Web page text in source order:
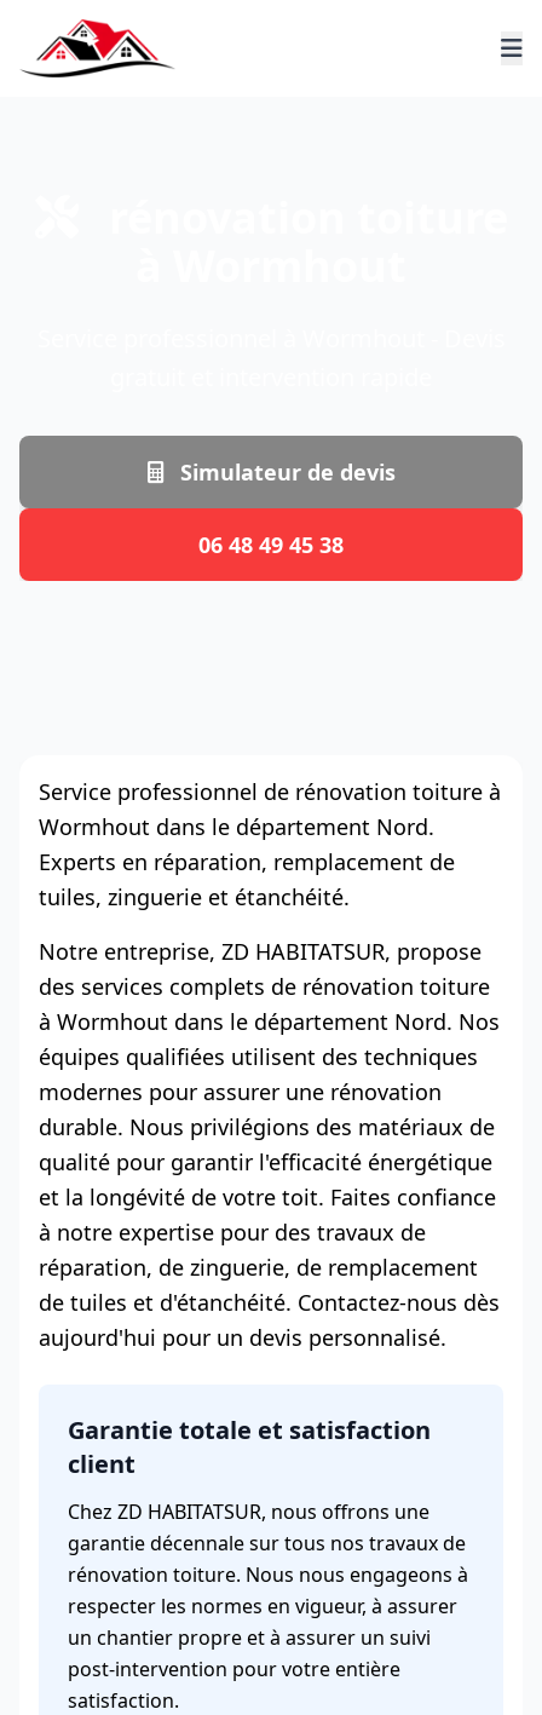
Simulateur de devis
06 48 49 45 38
Service professionnel de rénovation toiture à
Wormhout dans le département Nord.
Experts en réparation, remplacement de
tuiles, zinguerie et étanchéité.
Notre entreprise, ZD HABITATSUR, propose
des services complets de rénovation toiture
à Wormhout dans le département Nord. Nos
équipes qualifiées utilisent des techniques
modernes pour assurer une rénovation
durable. Nous privilégions des matériaux de
qualité pour garantir l'efficacité énergétique
et la longévité de votre toit. Faites confiance
à notre expertise pour des travaux de
réparation, de zinguerie, de remplacement
de tuiles et d'étanchéité. Contactez-nous dès
aujourd'hui pour un devis personnalisé.
Garantie totale et satisfaction
client
Chez ZD HABITATSUR, nous offrons une
garantie décennale sur tous nos travaux de
rénovation toiture. Nous nous engageons à
respecter les normes en vigueur, à assurer
un chantier propre et à assurer un suivi
post-intervention pour votre entière
satisfaction.